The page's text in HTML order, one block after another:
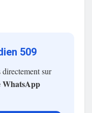
509
directement sur
WhatsApp